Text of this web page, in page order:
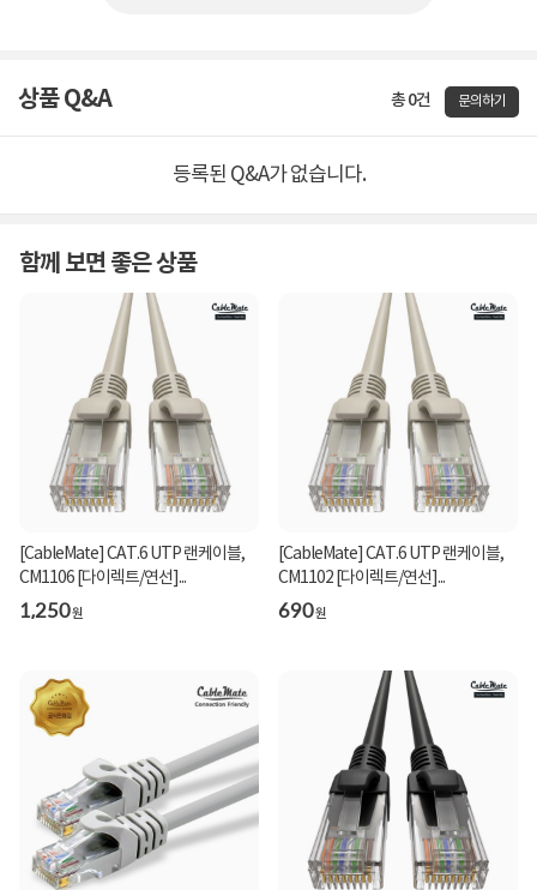
상품 Q&A 총 0건 문의하기
등록된 Q&A가 없습니다.
함께 보면 좋은 상품
[CableMate] CAT.6 UTP 랜케이블,
CM1106 [다이렉트/연선]...
1,250원
[CableMate] CAT.6 UTP 랜케이블,
CM1102 [다이렉트/연선]...
690원